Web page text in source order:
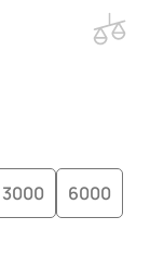
3000 6000